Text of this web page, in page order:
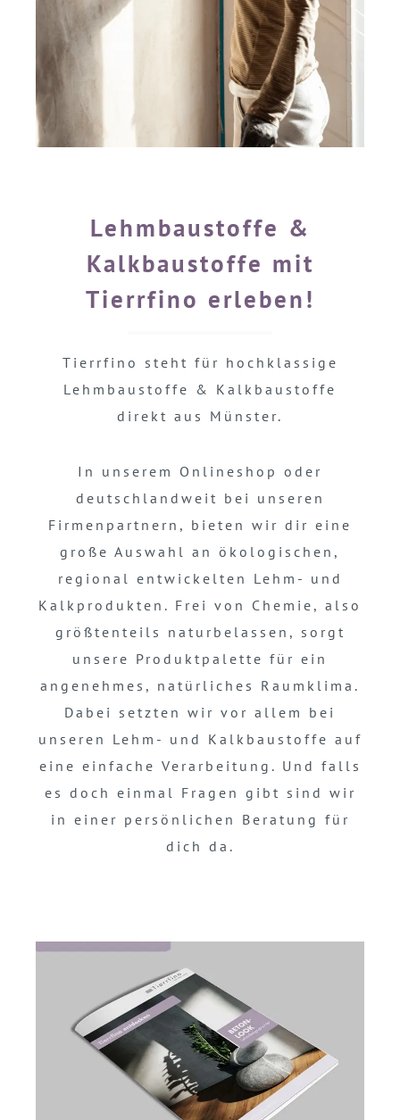
Lehmbaustoffe &
Kalkbaustoffe mit
Tierrfino erleben!
Tierrfino steht für hochklassige
Lehmbaustoffe & Kalkbaustoffe
direkt aus Münster.
In unserem Onlineshop oder
deutschlandweit bei unseren
Firmenpartnern, bieten wir dir eine
große Auswahl an ökologischen,
regional entwickelten Lehm- und
Kalkprodukten. Frei von Chemie, also
größtenteils naturbelassen, sorgt
unsere Produktpalette für ein
angenehmes, natürliches Raumklima.
Dabei setzten wir vor allem bei
unseren Lehm- und Kalkbaustoffe auf
eine einfache Verarbeitung. Und falls
es doch einmal Fragen gibt sind wir
in einer persönlichen Beratung für
dich da.